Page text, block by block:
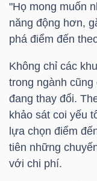
"Họ mong muốn
năng động hơn,
phá điểm đến
Không chỉ các
trong ngành
đang thay đổi.
khảo sát coi yếu
lựa chọn điểm
tiên những
với chi phí.
CHĂM
SÓC
KHỎE
TÀI
CHÍNH